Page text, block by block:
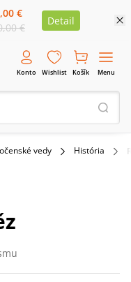
€
€
Detail
Konto Wishlist Košík Menu
vedy História